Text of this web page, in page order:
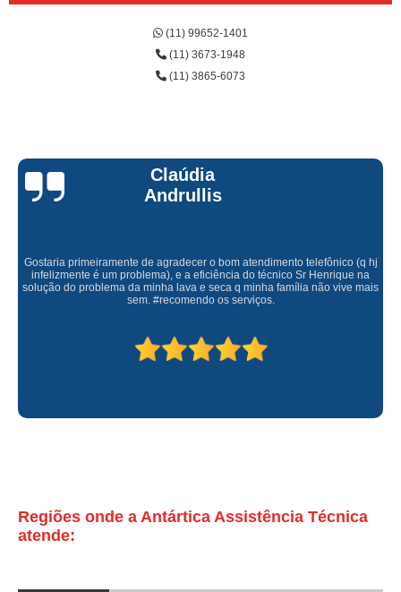
preço de maquina de lavar conserto Parque Novo Mundo
conserto maquina de lavar Jardim Bonfiglioli
quanto custa conserto maquina lavar roupa brastemp Luz
conserto maquina de lavar brastemp valor Perdizes
preço de conserto maquina lavar roupa Lapa
conserto de maquina de lavar brastemp Mandaqui
quanto custa conserto maquina de lavar vila palmeiras
conserto em maquina de lavar Vila Gustavo
(11) 99652-1401
(11) 3673-1948
(11) 3865-6073
Claúdia
Andrullis
Gostaria primeiramente de agradecer o bom atendimento telefônico (q hj
infelizmente é um problema), e a eficiência do técnico Sr Henrique na
solução do problema da minha lava e seca q minha família não vive mais
sem. #recomendo os serviços.
Regiões onde a Antártica Assistência Técnica
atende: